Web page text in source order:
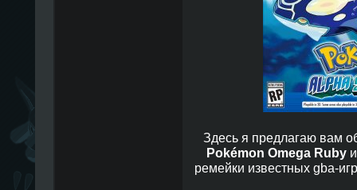
Здесь я предлагаю вам
Pokémon Omega Ruby
ремейки известных gba-